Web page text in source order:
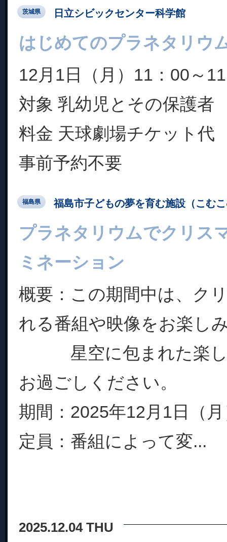
茨城県 日立シビックセンター科学館
はじめてのプラネタリウ
12月1日（月）11：00～
対象 乳幼児とその保護者
料金 天球劇場チケット代
事前予約不要
福島県 福島市子どもの夢を育む施設（こむ
プラネタリウムでクリス
ミネーション
概要：この期間中は、ク
れる番組や映像をお楽し
星空に包まれた楽し
お過ごしください。
期間：2025年12月1日（
定員：番組によって変...
2025.12.04 THU